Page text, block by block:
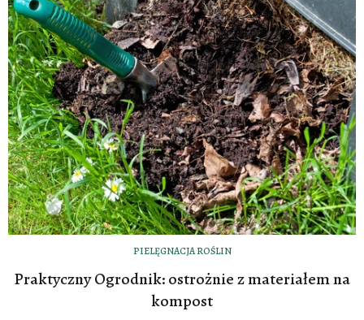
PIELĘGNACJA ROŚLIN
Praktyczny Ogrodnik: ostrożnie z materiałem na
kompost